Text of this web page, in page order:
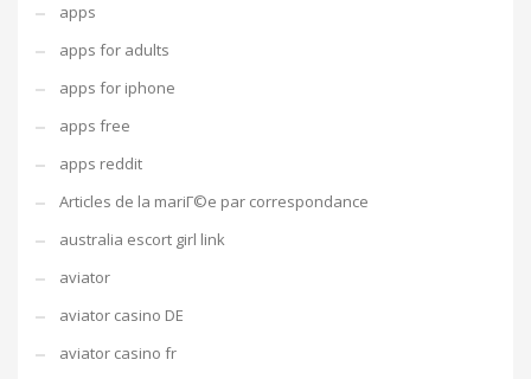
apps
apps for adults
apps for iphone
apps free
apps reddit
Articles de la mariГ©e par correspondance
australia escort girl link
aviator
aviator casino DE
aviator casino fr